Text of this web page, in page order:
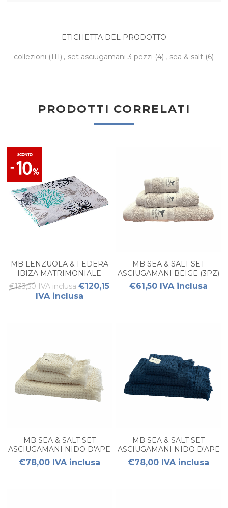
ETICHETTA DEL PRODOTTO
collezioni (111) , set asciugamani 3 pezzi (4) , sea & salt (6)
PRODOTTI CORRELATI
MB LENZUOLA & FEDERA
IBIZA MATRIMONIALE
BIANCHE
€133,50 IVA inclusa €120,15
IVA inclusa
MB SEA & SALT SET
ASCIUGAMANI BEIGE (3PZ)
€61,50 IVA inclusa
MB SEA & SALT SET
ASCIUGAMANI NIDO D'APE
ECRU (3PZ)
€78,00 IVA inclusa
MB SEA & SALT SET
ASCIUGAMANI NIDO D'APE
NAVY (3PZ)
€78,00 IVA inclusa